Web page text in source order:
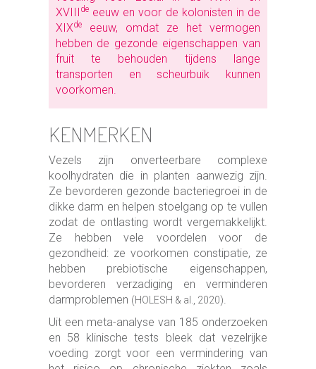
XVIII
deeeuw en voor de kolonisten in de
XIXdeeeuw, omdat ze het vermogen
hebben de gezonde eigenschappen van
fruit te behouden tijdens lange
transporten en scheurbuik kunnen
voorkomen.
KENMERKEN
Vezels zijn onverteerbare complexe
koolhydraten die in planten aanwezig zijn.
Ze bevorderen gezonde bacteriegroei in de
dikke darm en helpen stoelgang op te vullen
zodat de ontlasting wordt vergemakkelijkt.
Ze hebben vele voordelen voor de
gezondheid: ze voorkomen constipatie, ze
hebben prebiotische eigenschappen,
bevorderen verzadiging en verminderen
darmproblemen (HOLESH & al., 2020).
Uit een meta-analyse van 185 onderzoeken
en 58 klinische tests bleek dat vezelrijke
voeding zorgt voor een vermindering van